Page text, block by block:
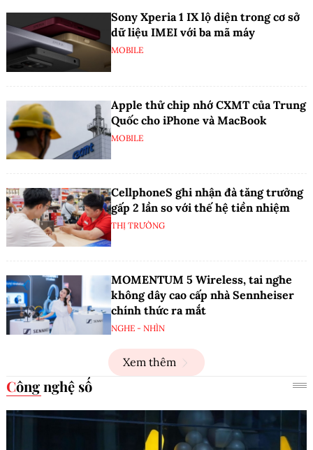
Sony Xperia 1 IX lộ diện trong cơ sở
dữ liệu IMEI với ba mã máy
MOBILE
Apple thử chip nhớ CXMT của Trung
Quốc cho iPhone và MacBook
MOBILE
CellphoneS ghi nhận đà tăng trưởng
gấp 2 lần so với thế hệ tiền nhiệm
THỊ TRƯỜNG
MOMENTUM 5 Wireless, tai nghe
không dây cao cấp nhà Sennheiser
chính thức ra mắt
NGHE - NHÌN
Xem thêm
Công nghệ số